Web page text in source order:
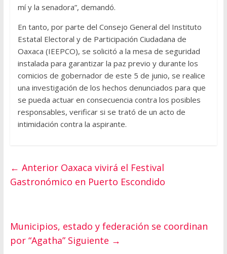
mí y la senadora”, demandó.
En tanto, por parte del Consejo General del Instituto
Estatal Electoral y de Participación Ciudadana de
Oaxaca (IEEPCO), se solicitó a la mesa de seguridad
instalada para garantizar la paz previo y durante los
comicios de gobernador de este 5 de junio, se realice
una investigación de los hechos denunciados para que
se pueda actuar en consecuencia contra los posibles
responsables, verificar si se trató de un acto de
intimidación contra la aspirante.
← AnteriorOaxaca vivirá el Festival
Gastronómico en Puerto Escondido
Municipios, estado y federación se coordinan
por “Agatha” Siguiente →